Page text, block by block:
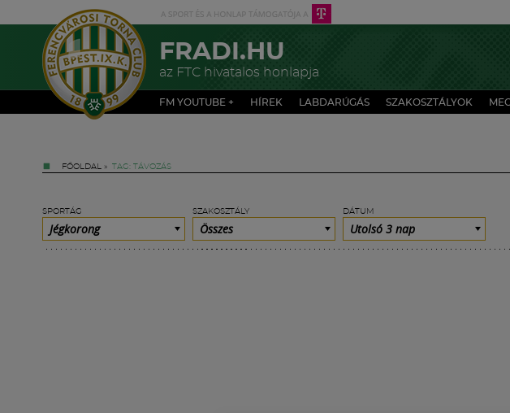
FRADI.HU
az FTC hivatalos honlapja
FM YOUTUBE + HÍREK LABDARÚGÁS SZAKOSZTÁLYOK
FŐOLDAL » TAG: TÁVOZÁS
SPORTÁG
Jégkorong
SZAKOSZTÁLY
Összes
DÁTUM
Utolsó 3 nap